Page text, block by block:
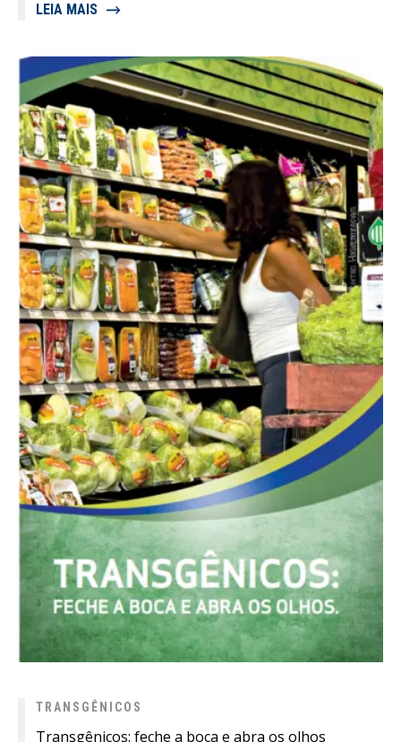
LEIA MAIS
TRANSGÊNICOS
Transgênicos: feche a boca e abra os olhos